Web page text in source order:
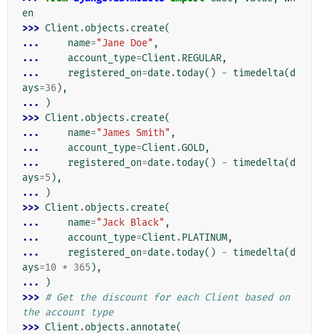
en
>>> Client .objects .create(
...
name="Jane Doe" ,
...
account_type=Client .REGULAR,
...
registered_on=date.today() - timedelta(d
ays=36),
...
)
>>> Client .objects .create(
...
name="James Smith" ,
...
account_type=Client .GOLD,
...
registered_on=date.today() - timedelta(d
ays=5 ),
...
)
>>> Client .objects .create(
...
name="Jack Black" ,
...
account_type=Client .PLATINUM,
...
registered_on=date.today() - timedelta(d
ays=10 * 365 ),
...
)
>>> # Get the discount for each Client based on
the account type
>>> Client .objects .annotate(